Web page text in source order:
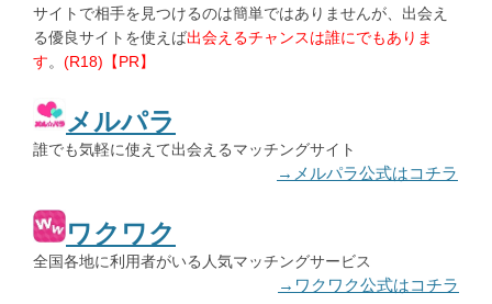
サイトで相手を見つけるのは簡単ではありませんが、出会え
る優良サイトを使えば出会えるチャンスは誰にでもありま
す。 (R18)【PR】
メルパラ
誰でも気軽に使えて出会えるマッチングサイト
→メルパラ公式はコチラ
ワクワク
全国各地に利用者がいる人気マッチングサービス
→ワクワク公式はコチラ